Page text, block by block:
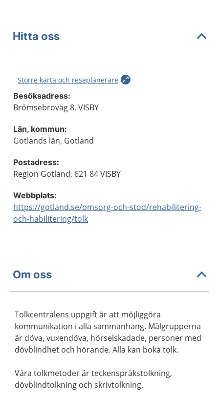
Hitta oss
Större karta och reseplanerare
Besöksadress:
Brömsebroväg 8, VISBY
Län, kommun:
Gotlands län, Gotland
Postadress:
Region Gotland, 621 84 VISBY
Webbplats:
https://gotland.se/omsorg-och-stod/rehabilitering-
och-habilitering/tolk
Om oss
Tolkcentralens uppgift är att möjliggöra
kommunikation i alla sammanhang. Målgrupperna
är döva, vuxendöva, hörselskadade, personer med
dövblindhet och hörande. Alla kan boka tolk.
Våra tolkmetoder är teckenspråkstolkning,
dövblindtolkning och skrivtolkning.